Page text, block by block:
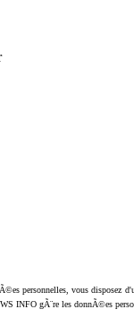
personnelles, vous disposez
INFO gÃ¨re les donnÃ©es